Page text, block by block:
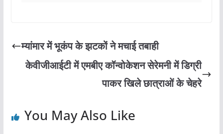
म्यांमार में भूकंप के झटकों ने मचाई तबाही
केवीजीआईटी में एमबीए कॉन्वोकेशन सेरेमनी में डिग्री
पाकर खिले छात्राओं के चेहरे
You May Also Like